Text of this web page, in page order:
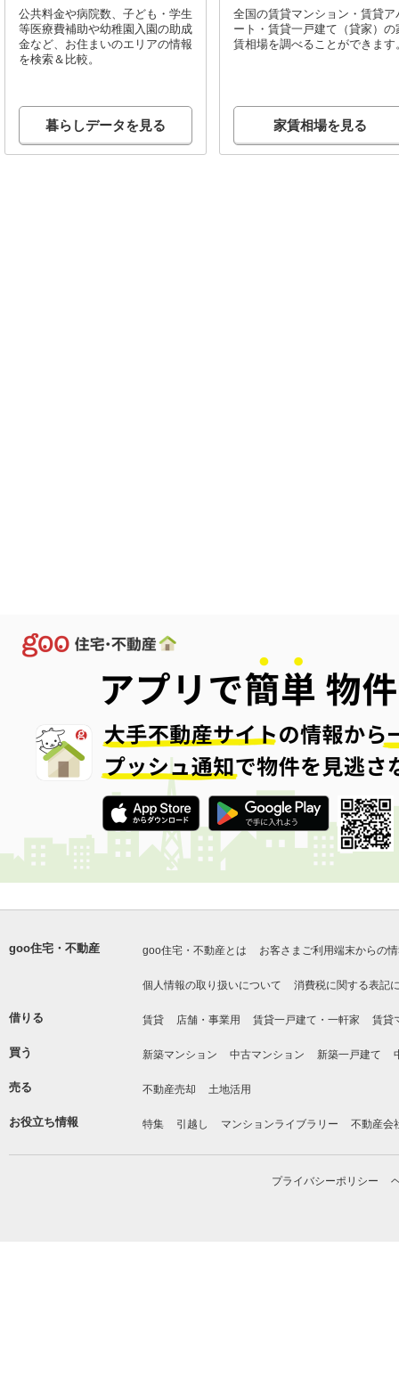
公共料金や病院数、子ども・学生
等医療費補助や幼稚園入園の助成
金など、お住まいのエリアの情報
を検索＆比較。
暮らしデータを見る
全国の賃貸マンション・賃貸ア
ート・賃貸一戸建て（貸家）の
賃相場を調べることができます
家賃相場を見る
goo住宅・不動産 goo住宅・不動産とは お客さまご利用端末からの
個人情報の取り扱いについて 消費税に関する表記
借りる 賃貸 店舗・事業用 賃貸一戸建て・一軒家 賃貸
買う 新築マンション 中古マンション 新築一戸建て
売る 不動産売却 土地活用
お役立ち情報 特集 引越し マンションライブラリー 不動産会
プライバシーポリシー